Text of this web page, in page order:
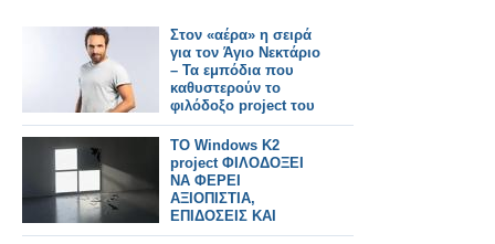
Στον «αέρα» η σειρά
για τον Άγιο Νεκτάριο
– Τα εμπόδια που
καθυστερούν το
φιλόδοξο project του
Alpha
TO Windows K2
project ΦΙΛΟΔΟΞΕΙ
ΝΑ ΦΕΡΕΙ
ΑΞΙΟΠΙΣΤΙΑ,
ΕΠΙΔΟΣΕΙΣ ΚΑΙ
ΤΟΝΩΣΗ ΣΤΟ gaming